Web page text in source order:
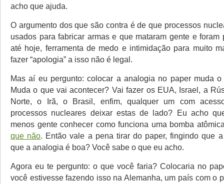
acho que ajuda.
O argumento dos que são contra é de que processos
usados para fabricar armas e que mataram gente e foram
até hoje, ferramenta de medo e intimidação para muito
fazer “apologia” a isso não é legal.
Mas aí eu pergunto: colocar a analogia no paper muda
Muda o que vai acontecer? Vai fazer os EUA, Israel, a
Norte, o Irã, o Brasil, enfim, qualquer um com
processos nucleares deixar estas de lado? Eu acho
menos gente conhecer como funciona uma bomba
que não. Então vale a pena tirar do paper, fingindo que
que a analogia é boa? Você sabe o que eu acho.
Agora eu te pergunto: o que você faria? Colocaria no
você estivesse fazendo isso na Alemanha, um país com o